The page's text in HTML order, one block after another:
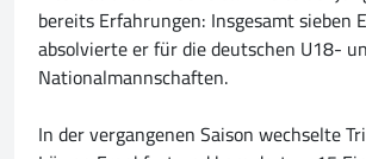
bereits Erfahrungen: Insgesamt sieben
absolvierte er für die deutschen U18-
Nationalmannschaften.
In der vergangenen Saison wechselte